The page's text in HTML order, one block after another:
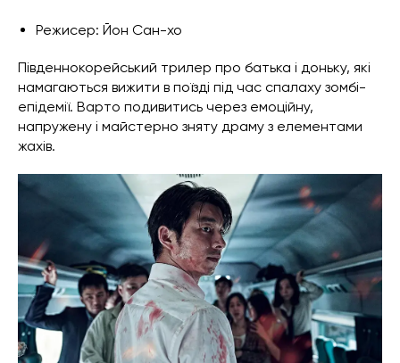
Режисер: Йон Сан-хо
Південнокорейський трилер про батька і доньку, які
намагаються вижити в поїзді під час спалаху зомбі-
епідемії. Варто подивитись через емоційну,
напружену і майстерно зняту драму з елементами
жахів.